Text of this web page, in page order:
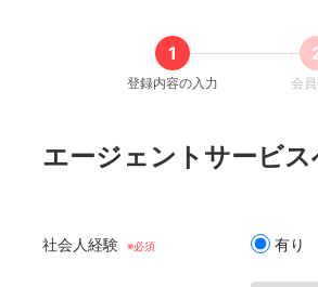
登録内容の入力 会
エージェントサービ
社会人経験 有り